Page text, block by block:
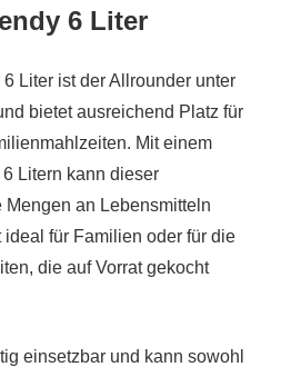
6 Liter
Liter ist der Allrounder unter
bietet ausreichend Platz für
Mit einem
Litern kann dieser
an Lebensmitteln
für Familien oder für die
die auf Vorrat gekocht
einsetzbar und kann sowohl